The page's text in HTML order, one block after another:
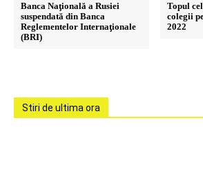
Banca Naţională a Rusiei
suspendată din Banca
Reglementelor Internaţionale
(BRI)
Topul
colegii
2022
Stiri de ultima ora